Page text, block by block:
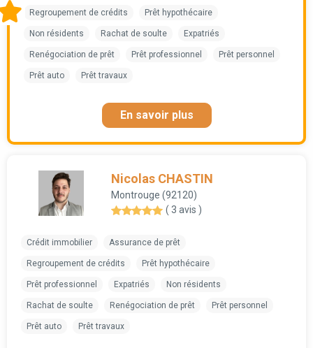
Regroupement de crédits Prêt hypothécaire
Non résidents Rachat de soulte Expatriés
Renégociation de prêt Prêt professionnel Prêt personnel
Prêt auto Prêt travaux
En savoir plus
Nicolas CHASTIN
Montrouge (92120)
( 3 avis )
Crédit immobilier Assurance de prêt
Regroupement de crédits Prêt hypothécaire
Prêt professionnel Expatriés Non résidents
Rachat de soulte Renégociation de prêt Prêt personnel
Prêt auto Prêt travaux